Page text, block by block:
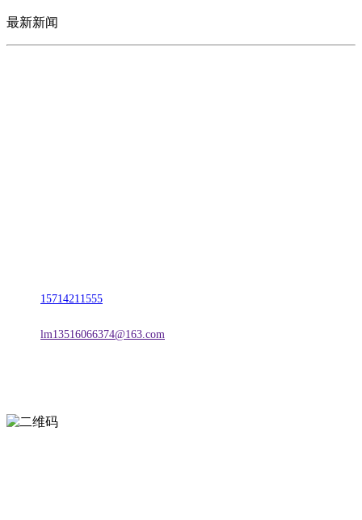
最新新闻
15714211555
lm13516066374@163.com